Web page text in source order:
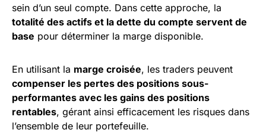
sein d’un seul compte. Dans cette approche, la
totalité des actifs et la dette du compte servent de
base pour déterminer la marge disponible.
En utilisant la marge croisée, les traders peuvent
compenser les pertes des positions sous-
performantes avec les gains des positions
rentables, gérant ainsi efficacement les risques dans
l’ensemble de leur portefeuille.